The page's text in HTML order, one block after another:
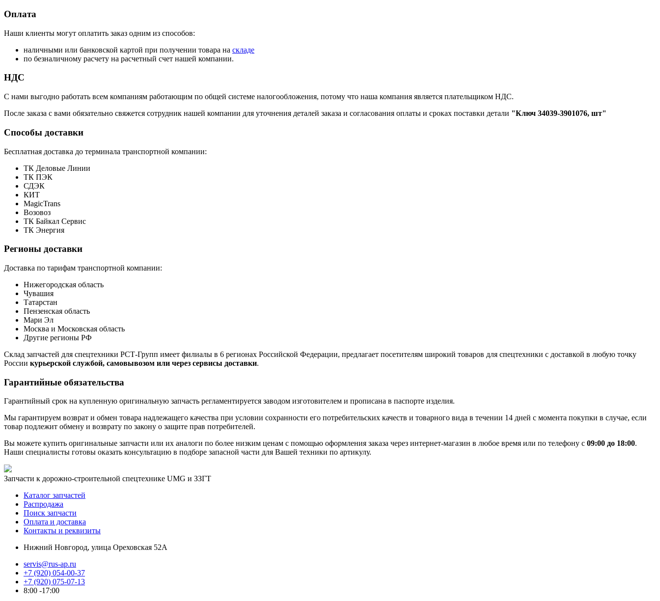
Оплата
Наши клиенты могут оплатить заказ одним из способов:
наличными или банковской картой при получении товара на складе
по безналичному расчету на расчетный счет нашей компании.
НДС
С нами выгодно работать всем компаниям работающим по общей системе налогообложения, потому что наша компания является плательщиком НДС.
После заказа с вами обязательно свяжется сотрудник нашей компании для уточнения деталей заказа и согласования оплаты и сроках поставки детали "Ключ 34039-3901076, шт"
Способы доставки
Бесплатная доставка до терминала транспортной компании:
ТК Деловые Линии
ТК ПЭК
СДЭК
КИТ
MagicTrans
Возовоз
ТК Байкал Сервис
ТК Энергия
Регионы доставки
Доставка по тарифам транспортной компании:
Нижегородская область
Чувашия
Татарстан
Пензенская область
Мари Эл
Москва и Московская область
Другие регионы РФ
Склад запчастей для спецтехники РСТ-Групп имеет филиалы в 6 регионах Российской Федерации, предлагает посетителям широкий товаров для спецтехники с доставкой в любую точку
России курьерской службой, самовывозом или через сервисы доставки.
Гарантийные обязательства
Гарантийный срок на купленную оригинальную запчасть регламентируется заводом изготовителем и прописана в паспорте изделия.
Мы гарантируем возврат и обмен товара надлежащего качества при условии сохранности его потребительских качеств и товарного вида в течении 14 дней с момента покупки в случае, если
товар подлежит обмену и возврату по закону о защите прав потребителей.
Вы можете купить оригинальные запчасти или их аналоги по более низким ценам с помощью оформления заказа через интернет-магазин в любое время или по телефону с 09:00 до 18:00.
Наши специалисты готовы оказать консультацию в подборе запасной части для Вашей техники по артикулу.
Запчасти к дорожно-строительной спецтехнике UMG и ЗЗГТ
Каталог запчастей
Распродажа
Поиск запчасти
Оплата и доставка
Контакты и реквизиты
Нижний Новгород, улица Ореховская 52А
servis@rus-ap.ru
+7 (920) 054-00-37
+7 (920) 075-07-13
8:00 -17:00